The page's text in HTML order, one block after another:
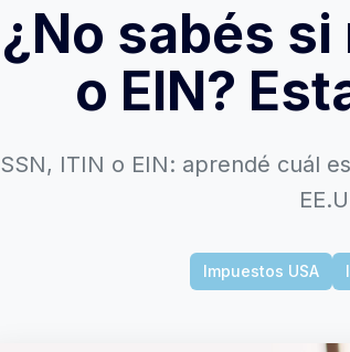
¿No sabés
o EIN?
SSN, ITIN o EIN: aprendé cuál
Impuestos USA